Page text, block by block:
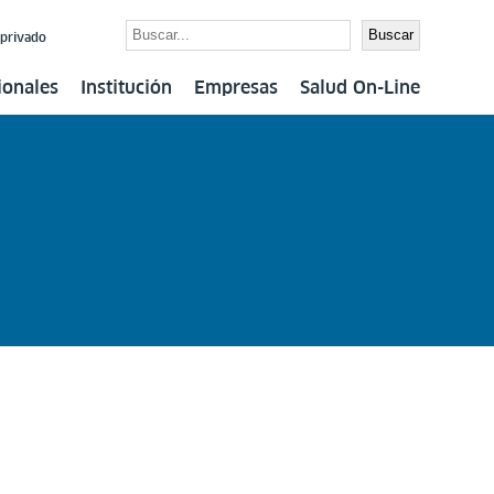
Buscar
privado
Institución Empresas Salud On-Line